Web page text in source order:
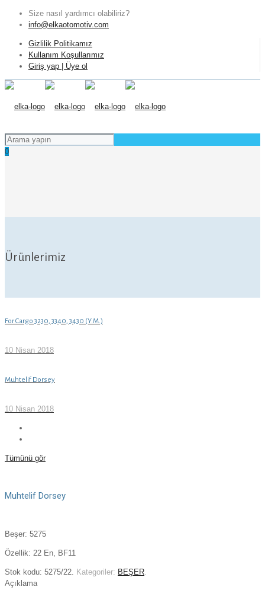
Size nasıl yardımcı olabiliriz?
info@elkaotomotiv.com
Gizlilik Politikamız
Kullanım Koşullarımız
Giriş yap | Üye ol
0
Ürünlerimiz
For Cargo 3230, 3340, 3430 (Y.M.)
10 Nisan 2018
Muhtelif Dorsey
10 Nisan 2018
Tümünü gör
Muhtelif Dorsey
Beşer: 5275
Özellik: 22 En, BF11
Stok kodu: 5275/22 Kategoriler: BEŞER
Açıklama